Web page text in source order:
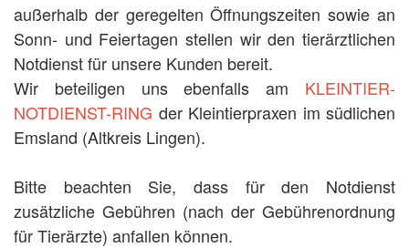
außerhalb der geregelten Öffnungszeiten sowie an
Sonn- und Feiertagen stellen wir den tierärztlichen
Notdienst für unsere Kunden bereit.
Wir beteiligen uns ebenfalls am KLEINTIER-
NOTDIENST-RING der Kleintierpraxen im südlichen
Emsland (Altkreis Lingen).
Bitte beachten Sie, dass für den Notdienst
zusätzliche Gebühren (nach der Gebührenordnung
für Tierärzte) anfallen können.